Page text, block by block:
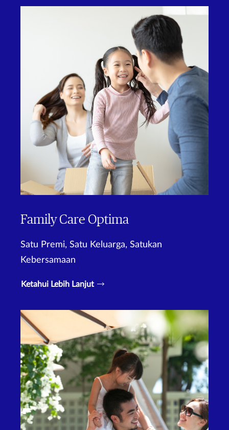
Family Care Optima
Satu Premi, Satu Keluarga, Satukan
Kebersamaan
Ketahui Lebih Lanjut